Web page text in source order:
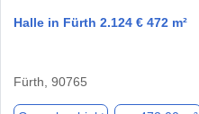
Halle in Fürth 2.124 € 472 m²
Fürth, 90765